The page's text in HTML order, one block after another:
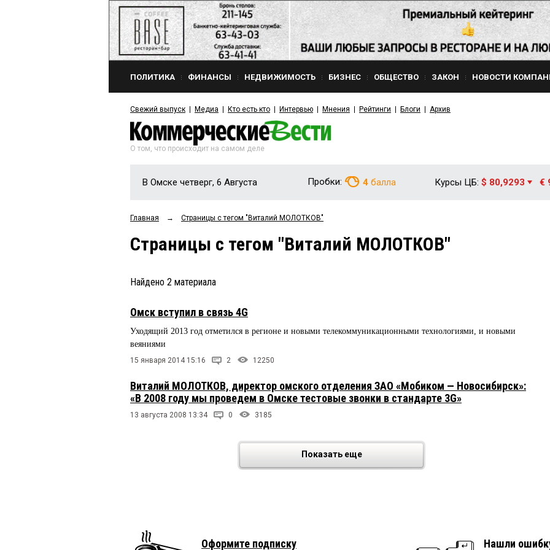
ПОЛИТИКА ФИНАНСЫ НЕДВИЖИМОСТЬ БИЗНЕС ОБЩЕСТВО ЗАКОН НОВОСТИ
Свежий выпуск Медиа Кто есть кто Интервью Мнения Рейтинги Блоги Архив
О том, что происходит на самом деле
В Омске четверг, 6 Августа Пробки: 4 балла Курсы ЦБ: $ 80,9293 €
Главная → Страницы c тегом "Виталий МОЛОТКОВ"
Страницы c тегом "Виталий МОЛОТКОВ"
Найдено 2 материала
Омск вступил в связь 4G
Уходящий 2013 год отметился в регионе и новыми телекоммуникационными технологиями, и новыми
веяниями
15 января 2014 15:16 2 12250
Виталий МОЛОТКОВ, директор омского отделения ЗАО «Мобиком — Новосибирск»:
«В 2008 году мы проведем в Омске тестовые звонки в стандарте 3G»
13 августа 2008 13:34 0 3185
Показать еще
Оформите подписку Нашли